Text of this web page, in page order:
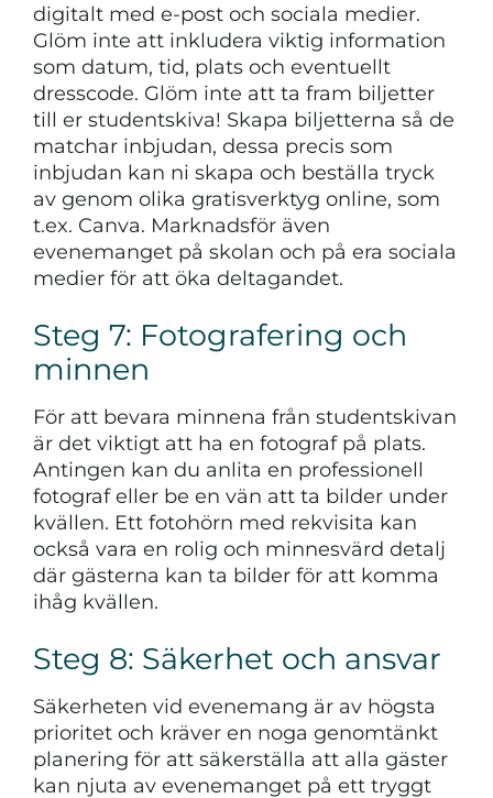
digitalt med e-post och sociala medier.
Glöm inte att inkludera viktig information
som datum, tid, plats och eventuellt
dresscode. Glöm inte att ta fram biljetter
till er studentskiva! Skapa biljetterna så de
matchar inbjudan, dessa precis som
inbjudan kan ni skapa och beställa tryck
av genom olika gratisverktyg online, som
t.ex. Canva. Marknadsför även
evenemanget på skolan och på era sociala
medier för att öka deltagandet.
Steg 7: Fotografering och
minnen
För att bevara minnena från studentskivan
är det viktigt att ha en fotograf på plats.
Antingen kan du anlita en professionell
fotograf eller be en vän att ta bilder under
kvällen. Ett fotohörn med rekvisita kan
också vara en rolig och minnesvärd detalj
där gästerna kan ta bilder för att komma
ihåg kvällen.
Steg 8: Säkerhet och ansvar
Säkerheten vid evenemang är av högsta
prioritet och kräver en noga genomtänkt
planering för att säkerställa att alla gäster
kan njuta av evenemanget på ett tryggt